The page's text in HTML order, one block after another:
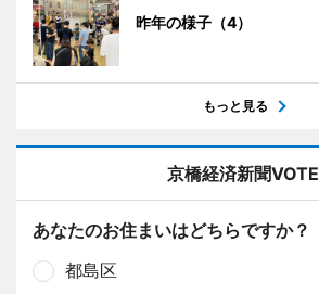
昨年の様子（4）
もっと見る
京橋経済新聞VOTE
あなたのお住まいはどちらですか？
都島区